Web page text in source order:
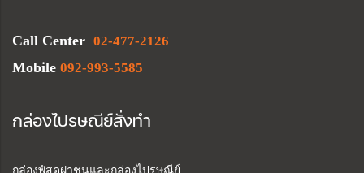
Call Center 02-477-2126
Mobile 092-993-5585
กล่องไปรษณีย์สั่งทำ
กล่องพัสดุฝาชนและกล่องไปรษณีย์